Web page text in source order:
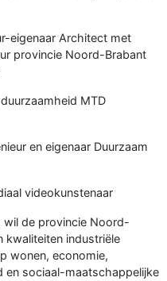
eigenaar Architect met
provincie Noord-Brabant
MTD
en eigenaar Duurzaam
videokunstenaar
wil de provincie Noord-
kwaliteiten industriële
wonen, economie,
en sociaal-maatschappelijke